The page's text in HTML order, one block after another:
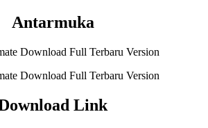
Antarmuka
Link